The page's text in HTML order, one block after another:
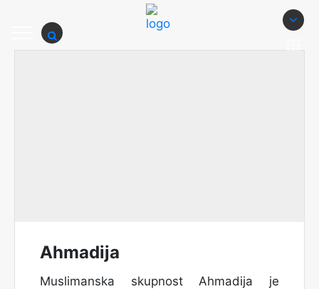
Ahmadija
Muslimanska skupnost Ahmadija je